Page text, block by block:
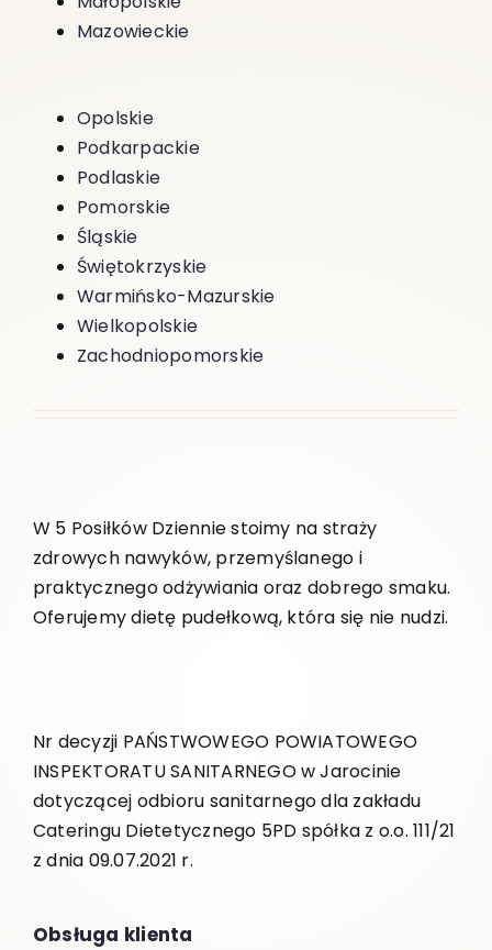
Mazowieckie
Opolskie
Podkarpackie
Podlaskie
Pomorskie
Śląskie
Świętokrzyskie
Warmińsko-Mazurskie
Wielkopolskie
Zachodniopomorskie
W 5 Posiłków Dziennie stoimy na straży
zdrowych nawyków, przemyślanego i
praktycznego odżywiania oraz dobrego smaku.
Oferujemy dietę pudełkową, która się nie nudzi.
Nr decyzji PAŃSTWOWEGO POWIATOWEGO
INSPEKTORATU SANITARNEGO w Jarocinie
dotyczącej odbioru sanitarnego dla zakładu
Cateringu Dietetycznego 5PD spółka z o.o. 111/21
z dnia 09.07.2021 r.
Obsługa klienta